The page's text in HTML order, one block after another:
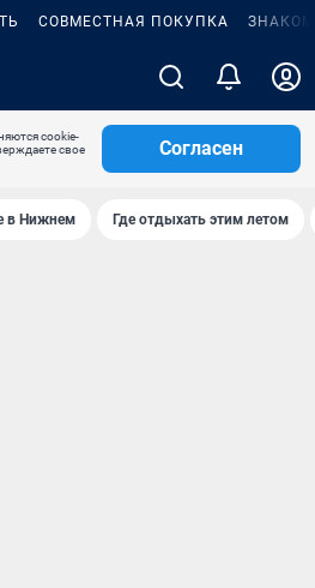
СОВМЕСТНАЯ ПОКУПКА
cookie-
свое
Согласен
в Нижнем Где отдыхать этим летом